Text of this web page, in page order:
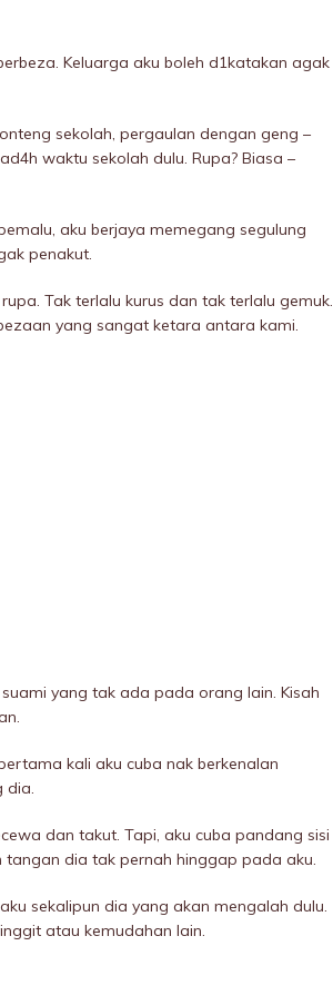
Keluarga aku boleh d1katakan agak
sekolah, pergaulan dengan geng –
waktu sekolah dulu. Rupa? Biasa –
aku berjaya memegang segulung
penakut.
Tak terlalu kurus dan tak terlalu gemuk.
yang sangat ketara antara kami.
yang tak ada pada orang lain. Kisah
kali aku cuba nak berkenalan
dia.
dan takut. Tapi, aku cuba pandang sisi
tangan dia tak pernah hinggap pada aku.
sekalipun dia yang akan mengalah dulu.
atau kemudahan lain.